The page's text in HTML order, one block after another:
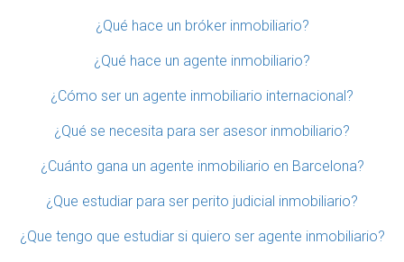
¿Qué hace un bróker inmobiliario?
¿Qué hace un agente inmobiliario?
¿Cómo ser un agente inmobiliario internacional?
¿Qué se necesita para ser asesor inmobiliario?
¿Cuánto gana un agente inmobiliario en Barcelona?
¿Que estudiar para ser perito judicial inmobiliario?
¿Que tengo que estudiar si quiero ser agente inmobiliario?